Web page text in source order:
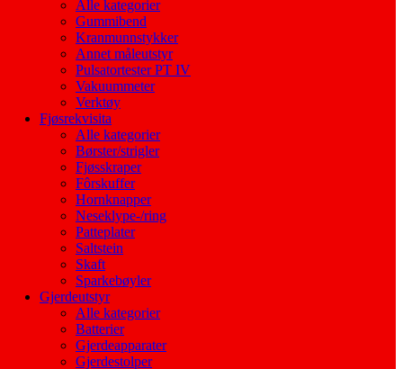
Alle kategorier
Gummibend
Kranmunnstykker
Annet måleutstyr
Pulsatortester PT IV
Vakuummeter
Verktøy
Fjøsrekvisita
Alle kategorier
Børster/strigler
Fjøsskraper
Fôrskuffer
Hornknapper
Neseklype-/ring
Patteplater
Saltstein
Skaft
Sparkebøyler
Gjerdeutstyr
Alle kategorier
Batterier
Gjerdeapparater
Gjerdestolper